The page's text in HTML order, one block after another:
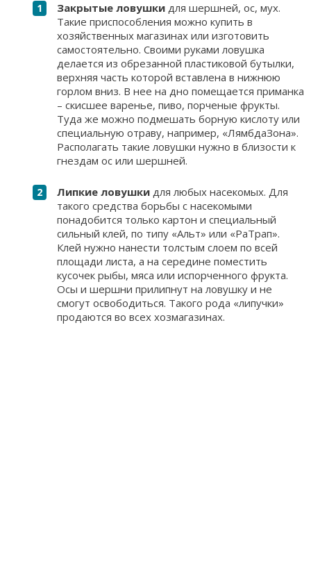
Закрытые ловушки для шершней, ос, мух.
Такие приспособления можно купить в
хозяйственных магазинах или изготовить
самостоятельно. Своими руками ловушка
делается из обрезанной пластиковой бутылки,
верхняя часть которой вставлена в нижнюю
горлом вниз. В нее на дно помещается приманка
– скисшее варенье, пиво, порченые фрукты.
Туда же можно подмешать борную кислоту или
специальную отраву, например, «ЛямбдаЗона».
Располагать такие ловушки нужно в близости к
гнездам ос или шершней.
Липкие ловушки для любых насекомых. Для
такого средства борьбы с насекомыми
понадобится только картон и специальный
сильный клей, по типу «Альт» или «РаТрап».
Клей нужно нанести толстым слоем по всей
площади листа, а на середине поместить
кусочек рыбы, мяса или испорченного фрукта.
Осы и шершни прилипнут на ловушку и не
смогут освободиться. Такого рода «липучки»
продаются во всех хозмагазинах.